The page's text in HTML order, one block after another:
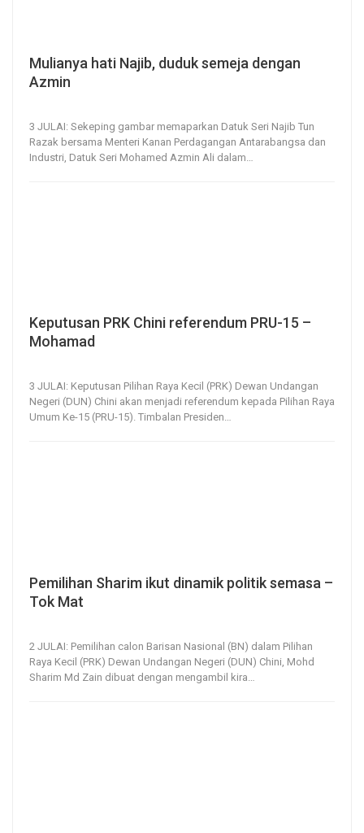
Mulianya hati Najib, duduk semeja dengan
Azmin
3 JULAI: Sekeping gambar memaparkan Datuk Seri Najib Tun
Razak bersama Menteri Kanan Perdagangan Antarabangsa dan
Industri, Datuk Seri Mohamed Azmin Ali dalam…
Keputusan PRK Chini referendum PRU-15 –
Mohamad
3 JULAI: Keputusan Pilihan Raya Kecil (PRK) Dewan Undangan
Negeri (DUN) Chini akan menjadi referendum kepada Pilihan Raya
Umum Ke-15 (PRU-15). Timbalan Presiden…
Pemilihan Sharim ikut dinamik politik semasa –
Tok Mat
2 JULAI: Pemilihan calon Barisan Nasional (BN) dalam Pilihan
Raya Kecil (PRK) Dewan Undangan Negeri (DUN) Chini, Mohd
Sharim Md Zain dibuat dengan mengambil kira